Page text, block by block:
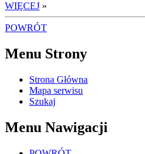
WIĘCEJ »
POWRÓT
Menu Strony
Strona Główna
Mapa serwisu
Szukaj
Menu Nawigacji